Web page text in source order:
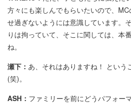
方々にも楽しんでもらいたいので、
せ過ぎないようには意識しています。
りは拘っていて、そこに関しては、本
ね。
瀬下： あ、それはありますね！ という
(笑)。
ASH： ファミリーを前にどうパフォ